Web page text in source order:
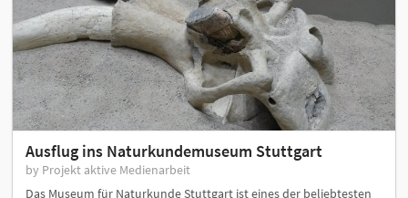
Ausflug ins Naturkundemuseum Stuttgart
by Projekt aktive Medienarbeit
Das Museum für Naturkunde Stuttgart ist eines der beliebtesten